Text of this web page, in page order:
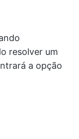
resolver um
a opção